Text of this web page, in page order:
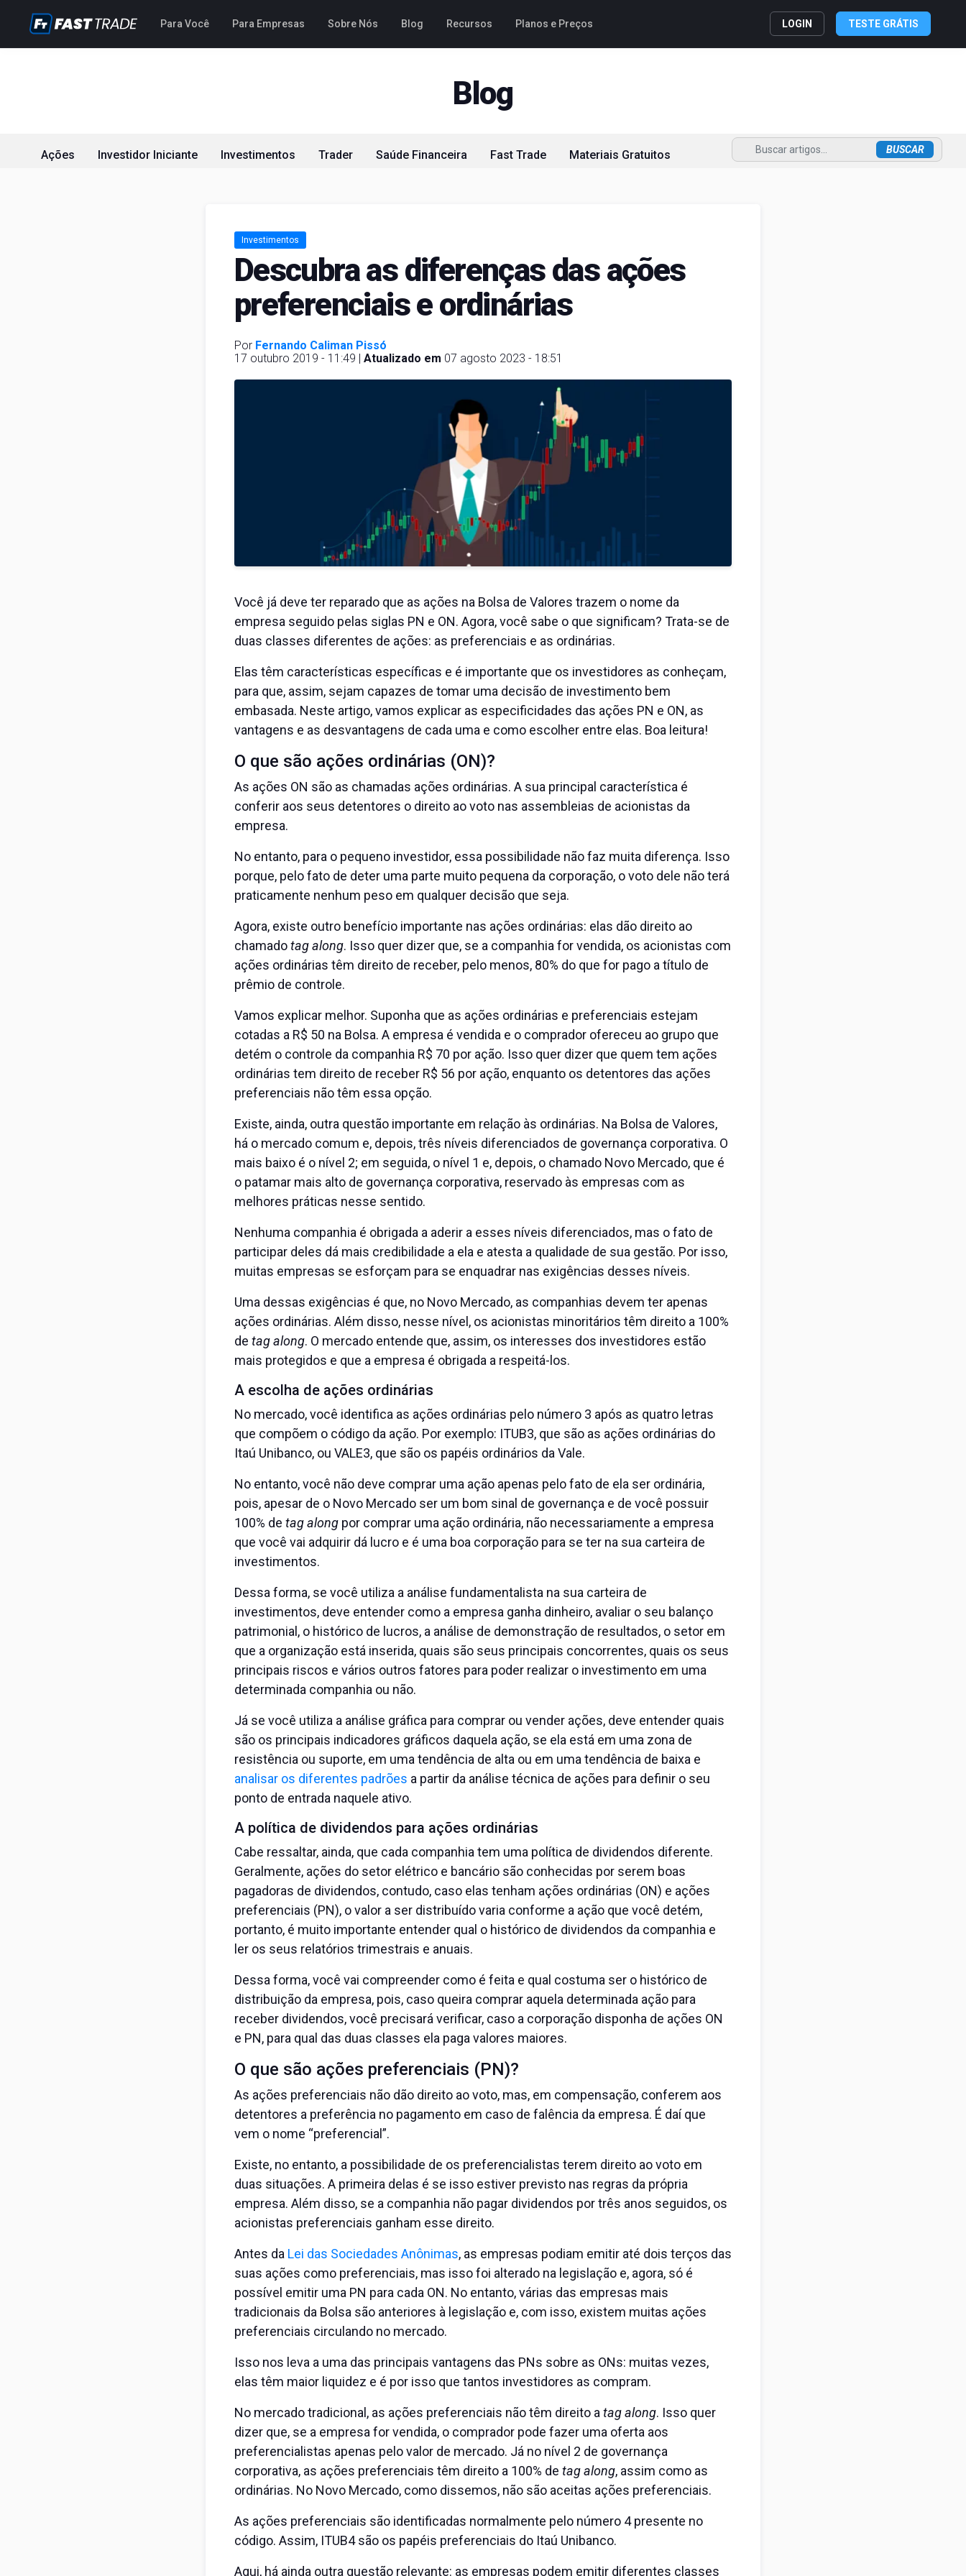
Para Você Para Empresas Sobre Nós Blog Recursos Planos e Preços LOGIN TESTE GRÁTIS
Blog
Ações Investidor Iniciante Investimentos Trader Saúde Financeira Fast Trade Materiais Gratuitos
Investimentos
Descubra as diferenças das ações
preferenciais e ordinárias
Por Fernando Caliman Pissó
17 outubro 2019 - 11:49 | Atualizado em 07 agosto 2023 - 18:51
Você já deve ter reparado que as ações na Bolsa de Valores trazem o nome da
empresa seguido pelas siglas PN e ON. Agora, você sabe o que significam? Trata-se de
duas classes diferentes de ações: as preferenciais e as ordinárias.
Elas têm características específicas e é importante que os investidores as conheçam,
para que, assim, sejam capazes de tomar uma decisão de investimento bem
embasada. Neste artigo, vamos explicar as especificidades das ações PN e ON, as
vantagens e as desvantagens de cada uma e como escolher entre elas. Boa leitura!
O que são ações ordinárias (ON)?
As ações ON são as chamadas ações ordinárias. A sua principal característica é
conferir aos seus detentores o direito ao voto nas assembleias de acionistas da
empresa.
No entanto, para o pequeno investidor, essa possibilidade não faz muita diferença. Isso
porque, pelo fato de deter uma parte muito pequena da corporação, o voto dele não terá
praticamente nenhum peso em qualquer decisão que seja.
Agora, existe outro benefício importante nas ações ordinárias: elas dão direito ao
chamadotag along. Isso quer dizer que, se a companhia for vendida, os acionistas com
ações ordinárias têm direito de receber, pelo menos, 80% do que for pago a título de
prêmio de controle.
Vamos explicar melhor. Suponha que as ações ordinárias e preferenciais estejam
cotadas a R$ 50 na Bolsa. A empresa é vendida e o comprador ofereceu ao grupo que
detém o controle da companhia R$ 70 por ação. Isso quer dizer que quem tem ações
ordinárias tem direito de receber R$ 56 por ação, enquanto os detentores das ações
preferenciais não têm essa opção.
Existe, ainda, outra questão importante em relação às ordinárias. Na Bolsa de Valores,
há o mercado comum e, depois, três níveis diferenciados de governança corporativa. O
mais baixo é o nível 2; em seguida, o nível 1 e, depois, o chamado Novo Mercado, que é
o patamar mais alto de governança corporativa, reservado às empresas com as
melhores práticas nesse sentido.
Nenhuma companhia é obrigada a aderir a esses níveis diferenciados, mas o fato de
participar deles dá mais credibilidade a ela e atesta a qualidade de sua gestão. Por isso,
muitas empresas se esforçam para se enquadrar nas exigências desses níveis.
Uma dessas exigências é que, no Novo Mercado, as companhias devem ter apenas
ações ordinárias. Além disso, nesse nível, os acionistas minoritários têm direito a 100%
de tag along. O mercado entende que, assim, os interesses dos investidores estão
mais protegidos e que a empresa é obrigada a respeitá-los.
A escolha de ações ordinárias
No mercado, você identifica as ações ordinárias pelo número 3 após as quatro letras
que compõem o código da ação. Por exemplo: ITUB3, que são as ações ordinárias do
Itaú Unibanco, ou VALE3, que são os papéis ordinários da Vale.
No entanto, você não deve comprar uma ação apenas pelo fato de ela ser ordinária,
pois, apesar de o Novo Mercado ser um bom sinal de governança e de você possuir
100% de tag alongpor comprar uma ação ordinária, não necessariamente a empresa
que você vai adquirir dá lucro e é uma boa corporação para se ter na sua carteira de
investimentos.
Dessa forma, se você utiliza a análise fundamentalista na sua carteira de
investimentos, deve entender como a empresa ganha dinheiro, avaliar o seu balanço
patrimonial, o histórico de lucros, a análise de demonstração de resultados, o setor em
que a organização está inserida, quais são seus principais concorrentes, quais os seus
principais riscos e vários outros fatores para poder realizar o investimento em uma
determinada companhia ou não.
Já se você utiliza a análise gráfica para comprar ou vender ações, deve entender quais
são os principais indicadores gráficos daquela ação, se ela está em uma zona de
resistência ou suporte, em uma tendência de alta ou em uma tendência de baixa e
analisar os diferentes padrões a partir da análise técnica de ações para definir o seu
ponto de entrada naquele ativo.
A política de dividendos para ações ordinárias
Cabe ressaltar, ainda, que cada companhia tem uma política de dividendos diferente.
Geralmente, ações do setor elétrico e bancário são conhecidas por serem boas
pagadoras de dividendos, contudo, caso elas tenham ações ordinárias (ON) e ações
preferenciais (PN), o valor a ser distribuído varia conforme a ação que você detém,
portanto, é muito importante entender qual o histórico de dividendos da companhia e
ler os seus relatórios trimestrais e anuais.
Dessa forma, você vai compreender como é feita e qual costuma ser o histórico de
distribuição da empresa, pois, caso queira comprar aquela determinada ação para
receber dividendos, você precisará verificar, caso a corporação disponha de ações ON
e PN, para qual das duas classes ela paga valores maiores.
O que são ações preferenciais (PN)?
As ações preferenciais não dão direito ao voto, mas, em compensação, conferem aos
detentores a preferência no pagamento em caso de falência da empresa. É daí que
vem o nome “preferencial”.
Existe, no entanto, a possibilidade de os preferencialistas terem direito ao voto em
duas situações. A primeira delas é se isso estiver previsto nas regras da própria
empresa. Além disso, se a companhia não pagar dividendos por três anos seguidos, os
acionistas preferenciais ganham esse direito.
Antes da Lei das Sociedades Anônimas, as empresas podiam emitir até dois terços das
suas ações como preferenciais, mas isso foi alterado na legislação e, agora, só é
possível emitir uma PN para cada ON. No entanto, várias das empresas mais
tradicionais da Bolsa são anteriores à legislação e, com isso, existem muitas ações
preferenciais circulando no mercado.
Isso nos leva a uma das principais vantagens das PNs sobre as ONs: muitas vezes,
elas têm maior liquidez e é por isso que tantos investidores as compram.
No mercado tradicional, as ações preferenciais não têm direito a tag along. Isso quer
dizer que, se a empresa for vendida, o comprador pode fazer uma oferta aos
preferencialistas apenas pelo valor de mercado. Já no nível 2 de governança
corporativa, as ações preferenciais têm direito a 100% de tag along, assim como as
ordinárias. No Novo Mercado, como dissemos, não são aceitas ações preferenciais.
As ações preferenciais são identificadas normalmente pelo número 4 presente no
código. Assim, ITUB4 são os papéis preferenciais do Itaú Unibanco.
Aqui, há ainda outra questão relevante: as empresas podem emitir diferentes classes